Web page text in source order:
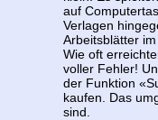
auf
Verlagen
Arbeitsblätter
Wie oft
voller Fehler!
der Funktion
kaufen. Das
sind.